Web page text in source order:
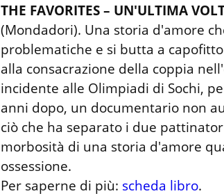
THE FAVORITES – UN'ULTIMA
(Mondadori). Una storia d'amore
problematiche e si butta a
alla consacrazione della coppia
incidente alle Olimpiadi di Sochi,
anni dopo, un documentario non
ciò che ha separato i due
morbosità di una storia d'amore
ossessione.
Per saperne di più: scheda libro.